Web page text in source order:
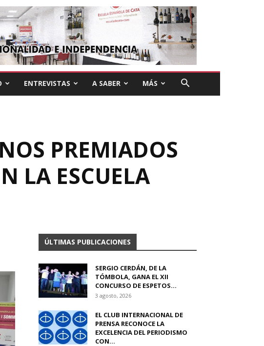
ENTREVISTAS A SABER MÁS
PREMIADOS
LA ESCUELA
ÚLTIMAS PUBLICACIONES
SERGIO CERDÁN, DE LA
TÓMBOLA, GANA EL XII
CONCURSO DE ESPETOS...
3 agosto, 2026
EL CLUB INTERNACIONAL DE
PRENSA RECONOCE LA
EXCELENCIA DEL PERIODISMO
CON...